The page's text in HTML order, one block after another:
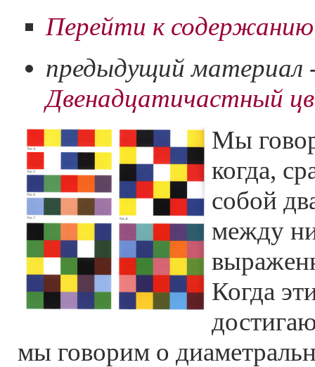
Перейти к
предыдущий материал
Двенадцатичастный
Мы
когда,
собой
между
Когда
мы говорим о